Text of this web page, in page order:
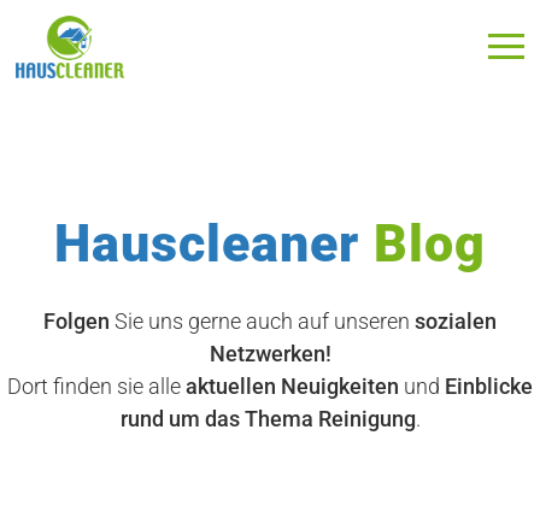
Hauscleaner Blog
Folgen Sie uns gerne auch auf unseren sozialen
Netzwerken!
Dort finden sie alleaktuellen Neuigkeiten und Einblicke
rund um das Thema Reinigung.